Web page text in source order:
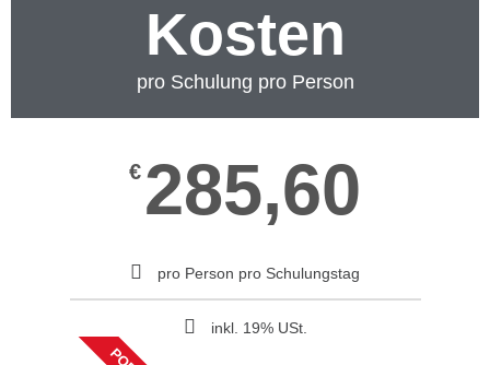
Kosten
pro Schulung pro Person
€ 285,60
pro Person pro Schulungstag
inkl. 19% USt.